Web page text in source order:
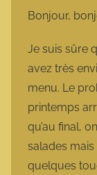
Bonjour,
Je suis sûre
avez très
menu. Le
printemps
qu’au final,
salades mais
quelques